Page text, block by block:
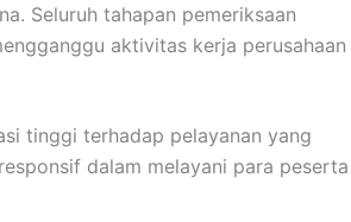
Seluruh tahapan pemeriksaan
aktivitas kerja perusahaan
tinggi terhadap pelayanan yang
dalam melayani para peserta